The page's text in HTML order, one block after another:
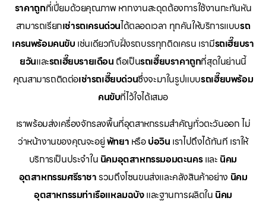
ราคาถูกที่เปี่ยมด้วยคุณภาพ หากงานสะดุดต้องการใช้งานกะทันหัน
สามารถเรียกเช่ารถเครนด่วนได้ตลอดเวลา ทุกคันให้บริการแบบรถ
เครนพร้อมคนขับ เช่นเดียวกับฝั่งรถบรรทุกติดเครน เรามีรถเฮี๊ยบรา
ยวันและรถเฮี๊ยบรายเดือน ถือเป็นรถเฮี๊ยบราคาถูกที่สุดในย่านนี้
คุณสามารถติดต่อเช่ารถเฮี๊ยบด่วนซึ่งจะมาในรูปแบบรถเฮี๊ยบพร้อม
คนขับที่ไว้ใจได้เสมอ
เราพร้อมส่งเครื่องจักรลงพื้นที่อุตสาหกรรมสำคัญทั่วตะวันออก ไม่
ว่าหน้างานของคุณจะอยู่พัทยา หรือบ่อวิน เราไปถึงได้ทันที เราให้
บริการเป็นประจำใน นิคมอุตสาหกรรมอมตะนครและ นิคม
อุตสาหกรรมศรีราชารวมถึงโซนขนส่งและคลังสินค้าอย่าง นิคม
อุตสาหกรรมท่าเรือแหลมฉบังและฐานการผลิตใน นิคม